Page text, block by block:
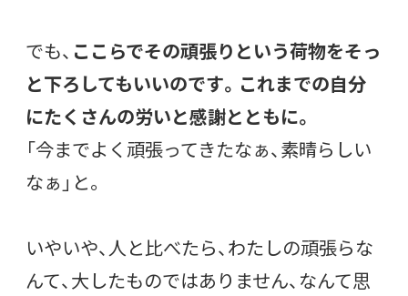
でも、 ここらでその頑張りという荷物をそっ
と下ろしてもいいのです。これまでの自分
にたくさんの労いと感謝とともに。
「今までよく頑張ってきたなぁ、素晴らしい
なぁ」と。
いやいや、人と比べたら、わたしの頑張らな
んて、大したものではありません、なんて思